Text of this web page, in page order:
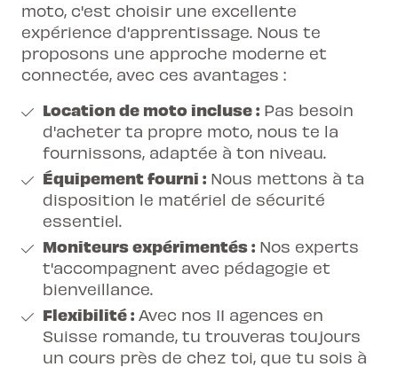
moto, c'est choisir une excellente
expérience d'apprentissage. Nous te
proposons une approche moderne et
connectée, avec ces avantages :
Location de moto incluse : Pas besoin
d'acheter ta propre moto, nous te la
fournissons, adaptée à ton niveau.
Équipement fourni : Nous mettons à ta
disposition le matériel de sécurité
essentiel.
Moniteurs expérimentés : Nos experts
t'accompagnent avec pédagogie et
bienveillance.
Flexibilité : Avec nos 11 agences en
Suisse romande, tu trouveras toujours
un cours près de chez toi, que tu sois à